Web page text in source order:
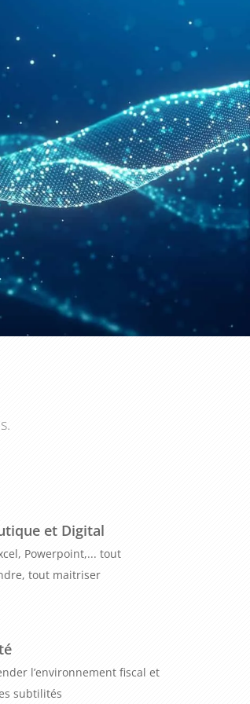
et Digital
Powerpoint,... tout
tout maitriser
l’environnement fiscal et
subtilités